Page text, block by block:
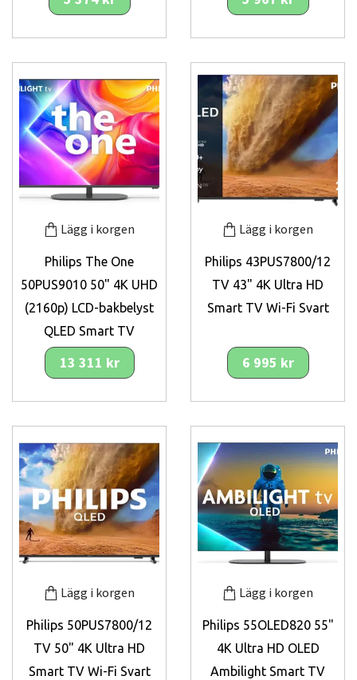
Lägg i korgen
Philips The One
50PUS9010 50" 4K UHD
(2160p) LCD-bakbelyst
QLED Smart TV
13 311 kr
Lägg i korgen
Philips 43PUS7800/12
TV 43" 4K Ultra HD
Smart TV Wi-Fi Svart
6 995 kr
Lägg i korgen
Philips 50PUS7800/12
TV 50" 4K Ultra HD
Smart TV Wi-Fi Svart
Lägg i korgen
Philips 55OLED820 55"
4K Ultra HD OLED
Ambilight Smart TV